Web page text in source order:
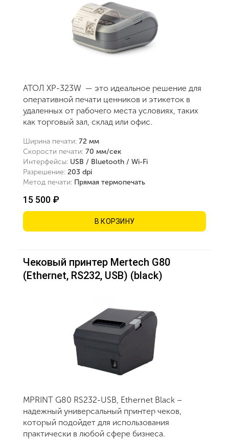
АТОЛ XP-323W — это идеальное решение для
оперативной печати ценников и этикеток в
удаленных от рабочего места условиях, таких
как торговый зал, склад или офис.
Ширина печати: 72 мм
Скорости печати: 70 мм/сек
Интерфейсы: USB / Bluetooth / Wi-Fi
Разрешение: 203 dpi
Метод печати: Прямая термопечать
15 500 ₽
В КОРЗИНУ
Чековый принтер Mertech G80
(Ethernet, RS232, USB) (black)
MPRINT G80 RS232-USB, Ethernet Black –
надежный универсальный принтер чеков,
который подойдет для использования
практически в любой сфере бизнеса.